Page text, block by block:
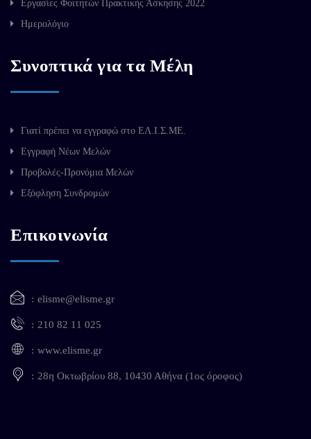
Εργασίες Φοιτητών Πρακτικής Άσκησης 2022
Ημερολόγιο
Συνοπτικά για τα Μέλη
Γιατί πρέπει να εγγραφώ στο ΕΛ.Ι.Σ.ΜΕ.
Εγγραφή Νέων Μελών
Προβολές-Προνόμια Μελών
Εξόφληση Συνδρομών
Επικοινωνία
elisme@elisme.gr
210 82 11 025
www.elisme.gr
28η Οκτωβρίου 88, 10430 Αθήνα (1ος όροφος)